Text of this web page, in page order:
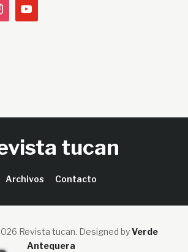
tucan
Archivos Contacto
Revista tucan. Designed byVerde
Antequera